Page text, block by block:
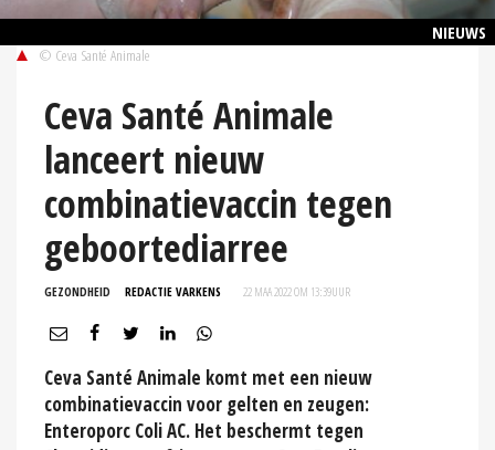
NIEUWS
© Ceva Santé Animale
Ceva Santé Animale
lanceert nieuw
combinatievaccin tegen
geboortediarree
GEZONDHEID REDACTIE VARKENS 22 MAA 2022 OM 13:39UUR
Ceva Santé Animale komt met een nieuw
combinatievaccin voor gelten en zeugen:
Enteroporc Coli AC. Het beschermt tegen